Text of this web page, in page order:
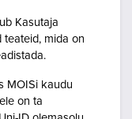
Kasutaja
teateid, mida on
MOISi kaudu
on ta